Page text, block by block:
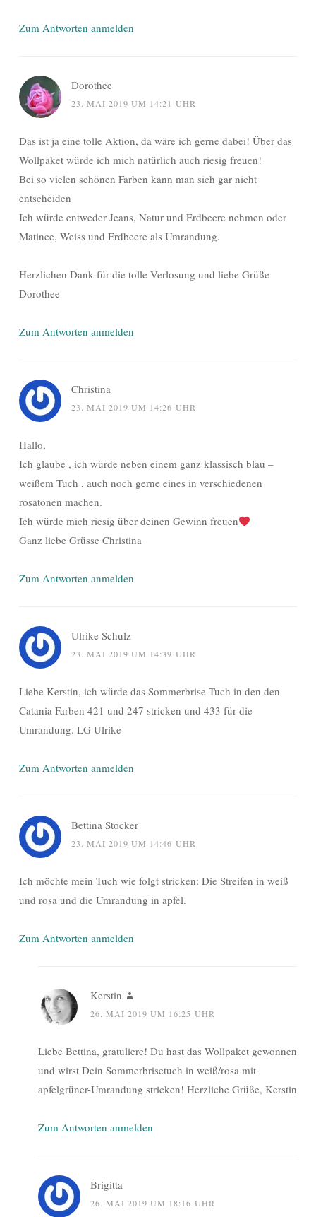
Zum Antworten anmelden
Dorothee
23. MAI 2019 UM 14:21 UHR
Das ist ja eine tolle Aktion, da wäre ich gerne dabei! Über das
Wollpaket würde ich mich natürlich auch riesig freuen!
Bei so vielen schönen Farben kann man sich gar nicht
entscheiden
Ich würde entweder Jeans, Natur und Erdbeere nehmen oder
Matinee, Weiss und Erdbeere als Umrandung.
Herzlichen Dank für die tolle Verlosung und liebe Grüße
Dorothee
Zum Antworten anmelden
Christina
23. MAI 2019 UM 14:26 UHR
Hallo,
Ich glaube , ich würde neben einem ganz klassisch blau –
weißem Tuch , auch noch gerne eines in verschiedenen
rosatönen machen.
Ich würde mich riesig über deinen Gewinn freuen
Ganz liebe Grüsse Christina
Zum Antworten anmelden
Ulrike Schulz
23. MAI 2019 UM 14:39 UHR
Liebe Kerstin, ich würde das Sommerbrise Tuch in den den
Catania Farben 421 und 247 stricken und 433 für die
Umrandung. LG Ulrike
Zum Antworten anmelden
Bettina Stocker
23. MAI 2019 UM 14:46 UHR
Ich möchte mein Tuch wie folgt stricken: Die Streifen in weiß
und rosa und die Umrandung in apfel.
Zum Antworten anmelden
Kerstin
26. MAI 2019 UM 16:25 UHR
Liebe Bettina, gratuliere! Du hast das Wollpaket gewonnen
und wirst Dein Sommerbrisetuch in weiß/rosa mit
apfelgrüner-Umrandung stricken! Herzliche Grüße, Kerstin
Zum Antworten anmelden
Brigitta
26. MAI 2019 UM 18:16 UHR